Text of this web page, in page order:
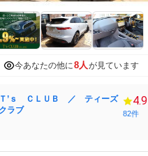
今あなたの他に8人が見ています
Ｔ’ｓ ＣＬＵＢ ／ ティーズ
クラブ
4.9
82件